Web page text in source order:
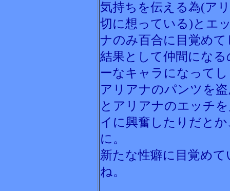
気持ちを伝える為(ア
切に想っている)とエ
ナのみ百合に目覚め
結果として仲間にな
ーなキャラになって
アリアナのパンツを
とアリアナのエッチ
イに興奮したりだと
に。
新たな性癖に目覚め
ね。